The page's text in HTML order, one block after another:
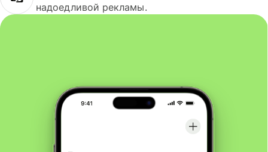
надоедливой рекламы.